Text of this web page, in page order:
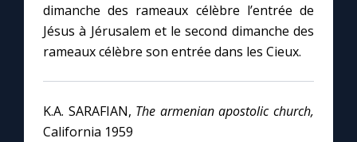
Chapelet pour le monde
Faire un don
dimanche des rameaux célèbre l’entrée de
Jésus à Jérusalem et le second dimanche des
rameaux célèbre son entrée dans les Cieux.
K.A. SARAFIAN, The armenian apostolic church,
California 1959